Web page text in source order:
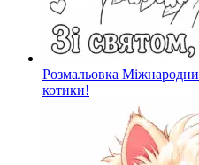
Розмальовка
котики!